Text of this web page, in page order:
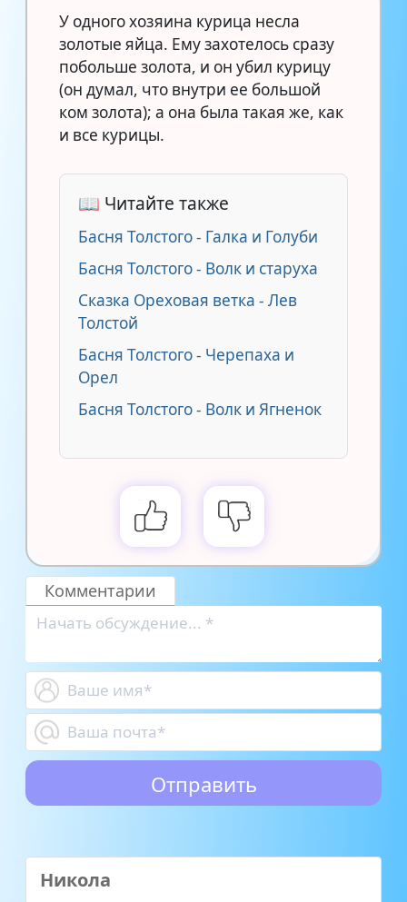
У одного хозяина курица несла
золотые яйца. Ему захотелось сразу
побольше золота, и он убил курицу
(он думал, что внутри ее большой
ком золота); а она была такая же, как
и все курицы.
📖 Читайте также
Басня Толстого - Галка и Голуби
Басня Толстого - Волк и старуха
Сказка Ореховая ветка - Лев
Толстой
Басня Толстого - Черепаха и
Орел
Басня Толстого - Волк и Ягненок
Комментарии
Никола